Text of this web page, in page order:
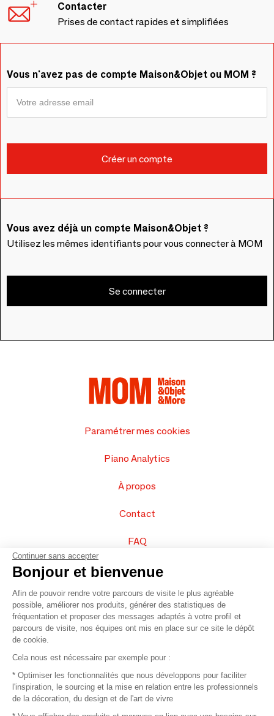
Contacter
Prises de contact rapides et simplifiées
Vous n'avez pas de compte Maison&Objet ou MOM ?
Vous avez déjà un compte Maison&Objet ?
Utilisez les mêmes identifiants pour vous connecter à MOM
Se connecter
Paramétrer mes cookies
Piano Analytics
À propos
Contact
FAQ
Vendez vos produits
Plan du site
© 2016 –Organisation SAFI
Recrutement
Continuer sans accepter
Bonjour et bienvenue
Afin de pouvoir rendre votre parcours de visite le plus agréable
possible, améliorer nos produits, générer des statistiques de
fréquentation et proposer des messages adaptés à votre profil et
parcours de visite, nos équipes ont mis en place sur ce site le dépôt
de cookie.
Cela nous est nécessaire par exemple pour :
* Optimiser les fonctionnalités que nous développons pour faciliter
l'inspiration, le sourcing et la mise en relation entre les professionnels
de la décoration, du design et de l'art de vivre